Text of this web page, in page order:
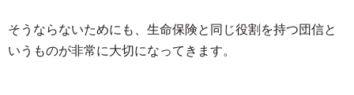
そうならないためにも、生命保険と同じ役割を持つ団信と
いうものが非常に大切になってきます。